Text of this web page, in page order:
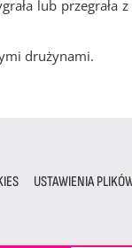
lub
drużynami.
USTAWIENIA